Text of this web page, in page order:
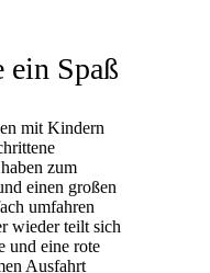
ein Spaß
mit Kindern
zum
einen großen
umfahren
wieder teilt sich
und eine rote
Ausfahrt